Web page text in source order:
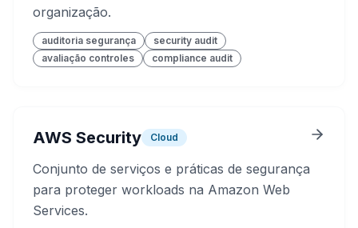
organização.
auditoria segurança
security audit
avaliação controles
compliance audit
AWS Security Cloud
Conjunto de serviços e práticas de segurança
para proteger workloads na Amazon Web
Services.